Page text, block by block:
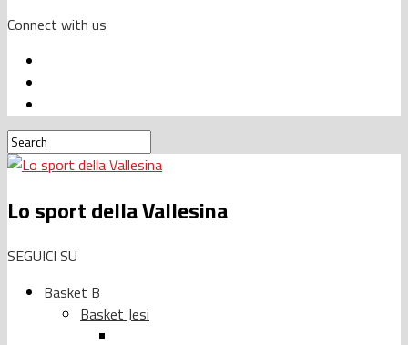
Connect with us
Lo sport della Vallesina
SEGUICI SU
Basket B
Basket Jesi